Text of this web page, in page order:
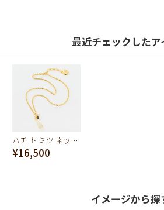
最近チェックしたア
ハチ ト ミツ ネックレス【スペシャルパッケージつき】
¥16,500
イメージから探